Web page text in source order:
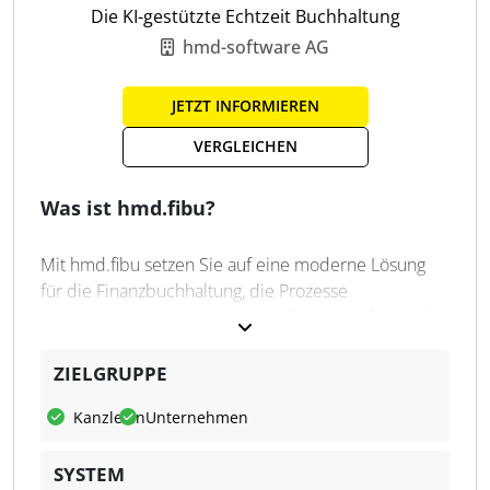
Automat. Belegverarbeitung
Zahlungsdaten-Export
Die KI-gestützte Echtzeit Buchhaltung
hmd-software AG
JETZT INFORMIEREN
VERGLEICHEN
Was ist hmd.fibu?
Mit hmd.fibu setzen Sie auf eine moderne Lösung
für die Finanzbuchhaltung, die Prozesse
Unternehmen und Buchhaltungsabteilungen
effiziente, digitale Buchführung – vom Kontoauszug
ZIELGRUPPE
KanzleienUnternehmen
SYSTEM